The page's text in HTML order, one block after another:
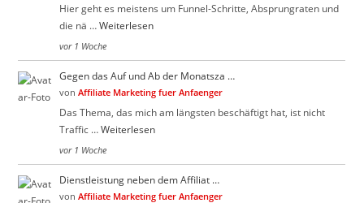
Hier geht es meistens um Funnel-Schritte, Absprungraten und
die nä …Weiterlesen
vor 1 Woche
Gegen das Auf und Ab der Monatsza …
vonAffiliate Marketing fuer Anfaenger
Das Thema, das mich am längsten beschäftigt hat, ist nicht
Traffic …Weiterlesen
vor 1 Woche
Dienstleistung neben dem Affiliat …
vonAffiliate Marketing fuer Anfaenger